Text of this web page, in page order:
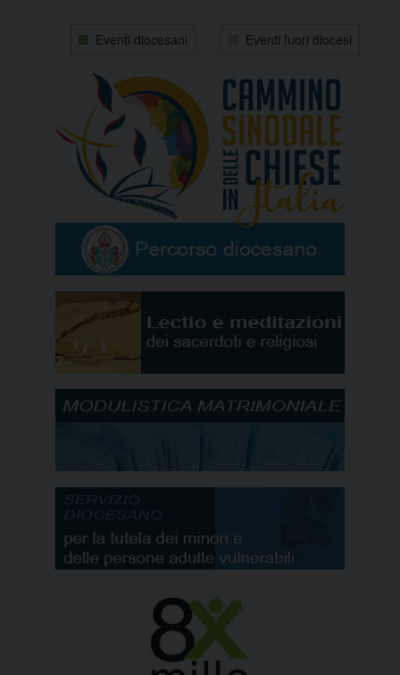
Eventi diocesani Eventi fuori diocesi